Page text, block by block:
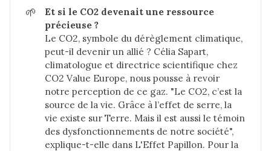
🌱
Et si le CO2 devenait une ressource
précieuse ?
Le CO2, symbole du dérèglement climatique,
peut-il devenir un allié ? Célia Sapart,
climatologue et directrice scientifique chez
CO2 Value Europe, nous pousse à revoir
notre perception de ce gaz. "Le CO2, c’est la
source de la vie. Grâce à l’effet de serre, la
vie existe sur Terre. Mais il est aussi le témoin
des dysfonctionnements de notre société",
explique-t-elle dans L'Effet Papillon. Pour la